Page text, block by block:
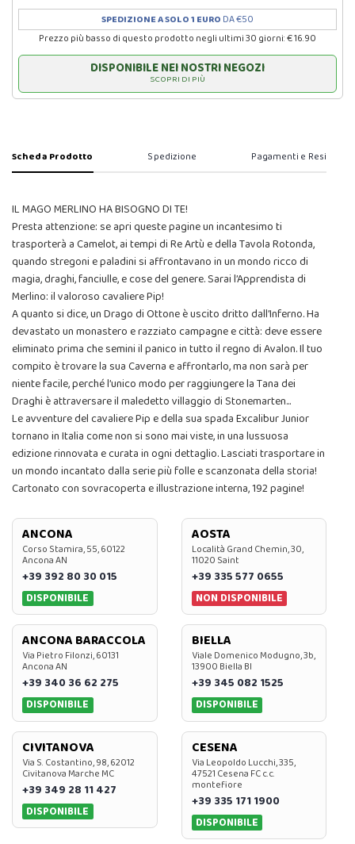
SPEDIZIONE A SOLO 1 EURO DA €50
Prezzo più basso di questo prodotto negli ultimi 30 giorni: € 16.90
DISPONIBILE NEI NOSTRI NEGOZI
SCOPRI DI PIÙ
Scheda Prodotto Spedizione Pagamenti e Resi
IL MAGO MERLINO HA BISOGNO DI TE!
Presta attenzione: se apri queste pagine un incantesimo ti
trasporterà a Camelot, ai tempi di Re Artù e della Tavola Rotonda,
quando stregoni e paladini si affrontavano in un mondo ricco di
magia, draghi, fanciulle, e cose del genere. Sarai l’Apprendista di
Merlino: il valoroso cavaliere Pip!
A quanto si dice, un Drago di Ottone è uscito dritto dall’Inferno. Ha
devastato un monastero e razziato campagne e città: deve essere
eliminato prima che semini il panico in tutto il regno di Avalon. Il tuo
compito è trovare la sua Caverna e affrontarlo, ma non sarà per
niente facile, perché l’unico modo per raggiungere la Tana dei
Draghi è attraversare il maledetto villaggio di Stonemarten...
Le avventure del cavaliere Pip e della sua spada Excalibur Junior
tornano in Italia come non si sono mai viste, in una lussuosa
edizione rinnovata e curata in ogni dettaglio. Lasciati trasportare in
un mondo incantato dalla serie più folle e scanzonata della storia!
Cartonato con sovracoperta e illustrazione interna, 192 pagine!
ANCONA
Corso Stamira, 55, 60122
Ancona AN
+39 392 80 30 015
DISPONIBILE
AOSTA
Località Grand Chemin, 30,
11020 Saint
+39 335 577 0655
NON DISPONIBILE
ANCONA BARACCOLA
Via Pietro Filonzi, 60131
Ancona AN
+39 340 36 62 275
DISPONIBILE
BIELLA
Viale Domenico Modugno, 3b,
13900 Biella BI
+39 345 082 1525
DISPONIBILE
CIVITANOVA
Via S. Costantino, 98, 62012
Civitanova Marche MC
+39 349 28 11 427
DISPONIBILE
CESENA
Via Leopoldo Lucchi, 335,
47521 Cesena FC c.c.
montefiore
+39 335 171 1900
DISPONIBILE